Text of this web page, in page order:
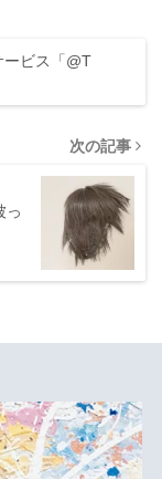
ービス「@T
次の記事
っ